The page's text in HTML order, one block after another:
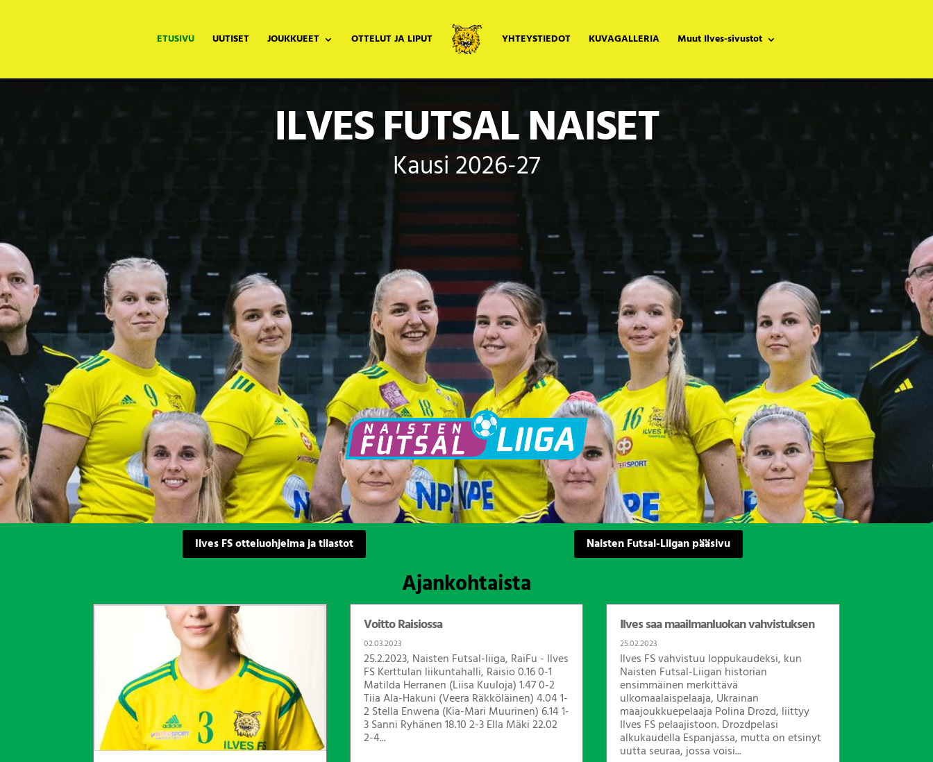
ETUSIVU UUTISET JOUKKUEET OTTELUT JA LIPUT YHTEYSTIEDOT KUVAGALLERIA Muut Ilves-sivustot
ILVES FUTSAL NAISET
Kausi 2026-27
Ilves FS otteluohjelma ja tilastot Naisten Futsal-Liigan pääsivu
Ajankohtaista
Voitto Raisiossa
02.03.2023
25.2.2023, Naisten Futsal-liiga, RaiFu - Ilves
FS Kerttulan liikuntahalli, Raisio 0.16 0-1
Matilda Herranen (Liisa Kuuloja) 1.47 0-2
Tiia Ala-Hakuni (Veera Räkköläinen) 4.04 1-
2 Stella Enwena (Kia-Mari Muurinen) 6.14 1-
3 Sanni Ryhänen 18.10 2-3 Ella Mäki 22.02
2-4...
Ilves saa maailmanluokan vahvistuksen
25.02.2023
Ilves FS vahvistuu loppukaudeksi, kun
Naisten Futsal-Liigan historian
ensimmäinen merkittävä
ulkomaalaispelaaja, Ukrainan
maajoukkuepelaaja Polina Drozd, liittyy
Ilves FS pelaajistoon. Drozdpelasi
alkukaudella Espanjassa, mutta on etsinyt
uutta seuraa, jossa voisi...